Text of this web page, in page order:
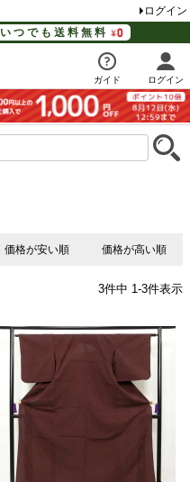
ログイン
いつでも送料無料
ガイド ログイン
価格が安い順 価格が高い順
3件中 1 -3件表示